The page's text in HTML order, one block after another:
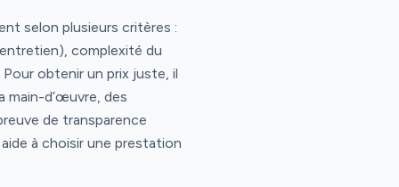
selon plusieurs critères :
complexité du
obtenir un prix juste, il
main-d’œuvre, des
de transparence
à choisir une prestation